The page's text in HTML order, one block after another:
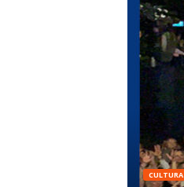
CULTURA